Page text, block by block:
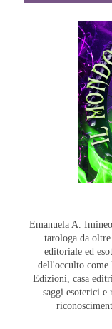
Emanuela A.
tarologa da
editoriale ed
dell'occulto come
Edizioni, casa
saggi esoterici e